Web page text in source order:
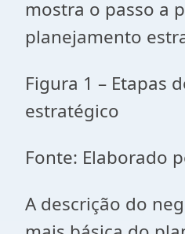
mostra o passo a
planejamento
Figura 1 – Etapas
estratégico
Fonte: Elaborado
A descrição do